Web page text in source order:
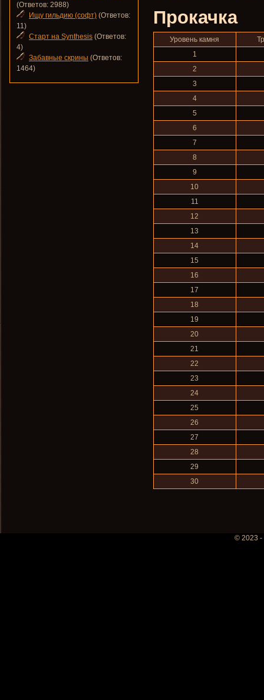
Прокачка
Уровень камня
1
2
3
4
5
6
7
8
9
10
11
12
13
14
15
16
17
18
19
20
21
22
23
24
25
26
27
28
29
30
(Ответов: 2988)
Ищу гильдию (софт) (Ответов:
11)
Старт на Synthesis (Ответов:
4)
Забавные скрины (Ответов:
1464)
© 2023 -